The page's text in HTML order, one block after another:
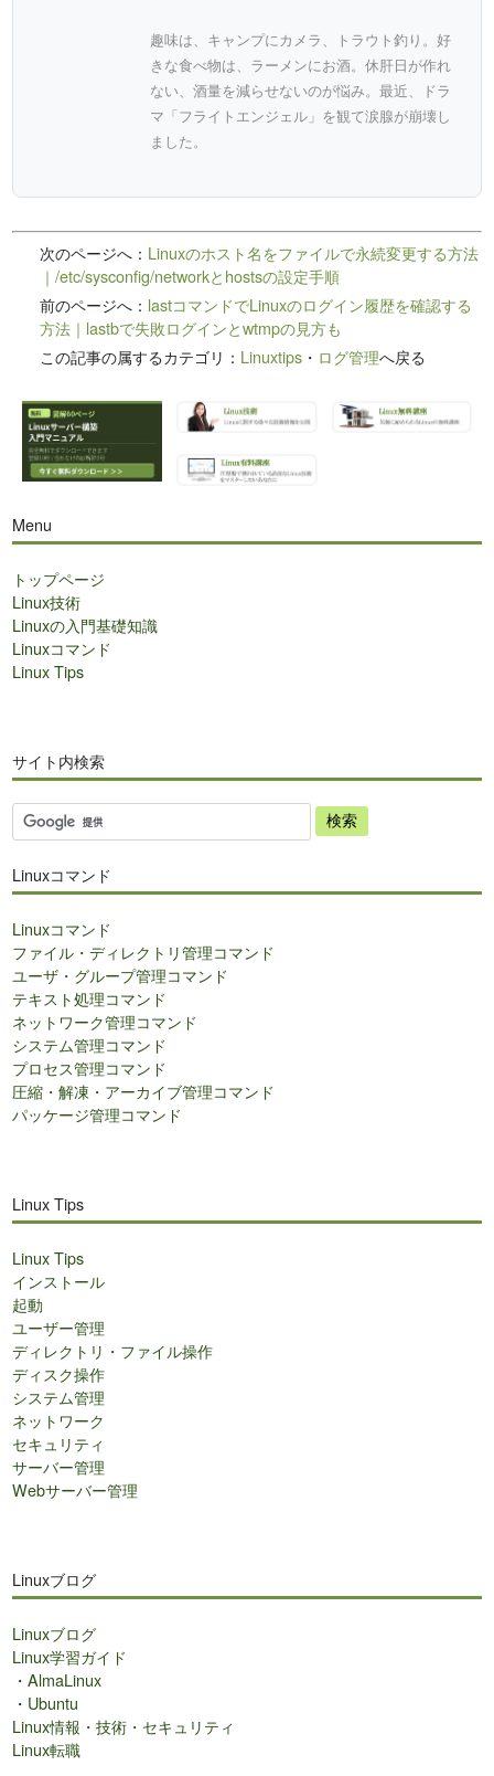
趣味は、キャンプにカメラ、トラウト釣り。好
きな食べ物は、ラーメンにお酒。休肝日が作れ
ない、酒量を減らせないのが悩み。最近、ドラ
マ「フライトエンジェル」を観て涙腺が崩壊し
ました。
次のページへ： Linuxのホスト名をファイルで永続変更する方法
｜/etc/sysconfig/networkとhostsの設定手順
前のページへ： lastコマンドでLinuxのログイン履歴を確認する
方法｜lastbで失敗ログインとwtmpの見方も
この記事の属するカテゴリ： Linuxtips ・ ログ管理へ戻る
Menu
トップページ
Linux技術
Linuxの入門基礎知識
Linuxコマンド
Linux Tips
サイト内検索
サ
イ
内
索
Linuxコマンド
Linuxコマンド
ファイル・ディレクトリ管理コマンド
ユーザ・グループ管理コマンド
テキスト処理コマンド
ネットワーク管理コマンド
システム管理コマンド
プロセス管理コマンド
圧縮・解凍・アーカイブ管理コマンド
パッケージ管理コマンド
Linux Tips
Linux Tips
インストール
起動
ユーザー管理
ディレクトリ・ファイル操作
ディスク操作
システム管理
ネットワーク
セキュリティ
サーバー管理
Webサーバー管理
Linuxブログ
Linuxブログ
Linux学習ガイド
・AlmaLinux
・ Ubuntu
Linux情報・技術・セキュリティ
Linux転職